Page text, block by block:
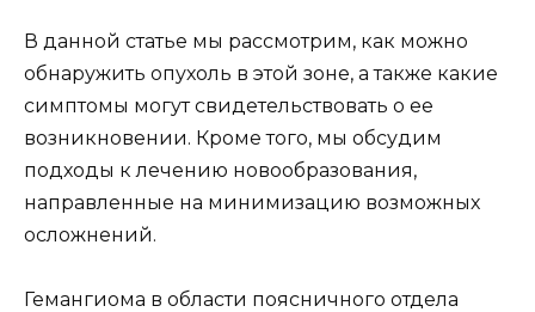
В данной статье мы рассмотрим, как можно
обнаружить опухоль в этой зоне, а также какие
симптомы могут свидетельствовать о ее
возникновении. Кроме того, мы обсудим
подходы к лечению новообразования,
направленные на минимизацию возможных
осложнений.
Гемангиома в области поясничного отдела